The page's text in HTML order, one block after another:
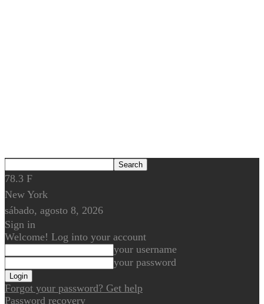
78.3 F
New York
sábado, agosto 8, 2026
Sign in
Welcome! Log into your account
your username
your password
Forgot your password? Get help
Password recovery